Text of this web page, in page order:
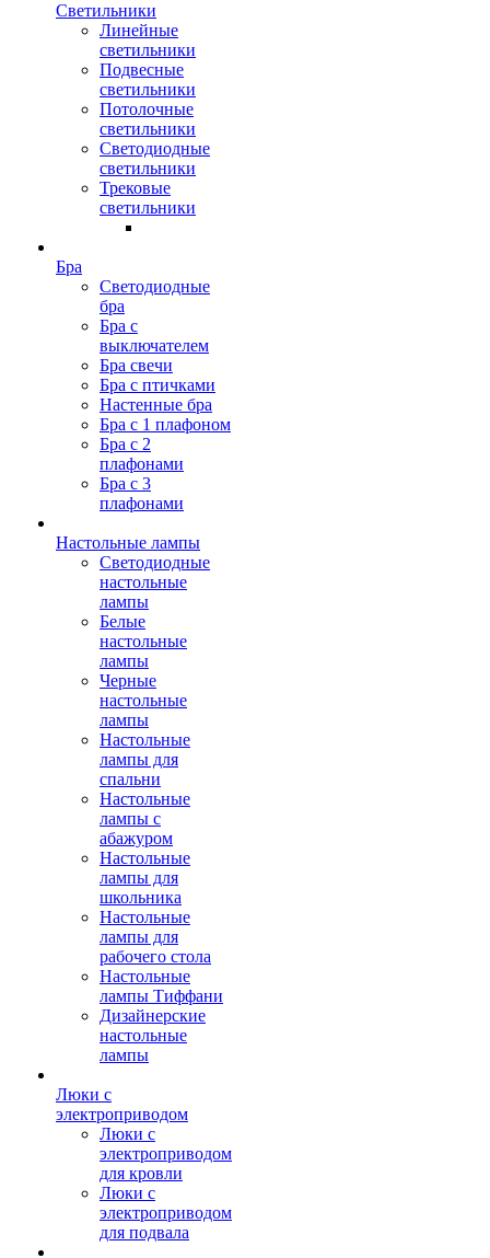
Светильники
Линейные
светильники
Подвесные
светильники
Потолочные
светильники
Светодиодные
светильники
Трековые
светильники
Бра
Светодиодные
бра
Бра с
выключателем
Бра свечи
Бра с птичками
Настенные бра
Бра с 1 плафоном
Бра с 2
плафонами
Бра с 3
плафонами
Настольные лампы
Светодиодные
настольные
лампы
Белые
настольные
лампы
Черные
настольные
лампы
Настольные
лампы для
спальни
Настольные
лампы с
абажуром
Настольные
лампы для
школьника
Настольные
лампы для
рабочего стола
Настольные
лампы Тиффани
Дизайнерские
настольные
лампы
Люки с
электроприводом
Люки с
электроприводом
для кровли
Люки с
электроприводом
для подвала